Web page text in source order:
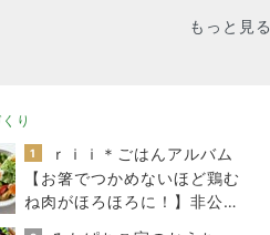
もっと見る
り
1
ｒｉｉ＊ごはんアルバム
【お箸でつかめないほど鶏む
ね肉がほろほろに！】非公開
クーポン貼りまくってます